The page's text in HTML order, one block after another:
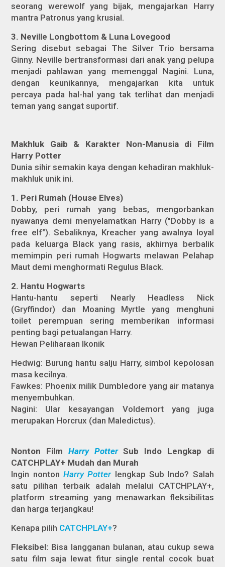
seorang werewolf yang bijak, mengajarkan Harry
mantra Patronus yang krusial.
3. Neville Longbottom & Luna Lovegood
Sering disebut sebagai The Silver Trio bersama
Ginny. Neville bertransformasi dari anak yang pelupa
menjadi pahlawan yang memenggal Nagini. Luna,
dengan keunikannya, mengajarkan kita untuk
percaya pada hal-hal yang tak terlihat dan menjadi
teman yang sangat suportif.
Makhluk Gaib & Karakter Non-Manusia di Film
Harry Potter
Dunia sihir semakin kaya dengan kehadiran makhluk-
makhluk unik ini.
1. Peri Rumah (House Elves)
Dobby, peri rumah yang bebas, mengorbankan
nyawanya demi menyelamatkan Harry ("Dobby is a
free elf"). Sebaliknya, Kreacher yang awalnya loyal
pada keluarga Black yang rasis, akhirnya berbalik
memimpin peri rumah Hogwarts melawan Pelahap
Maut demi menghormati Regulus Black.
2. Hantu Hogwarts
Hantu-hantu seperti Nearly Headless Nick
(Gryffindor) dan Moaning Myrtle yang menghuni
toilet perempuan sering memberikan informasi
penting bagi petualangan Harry.
Hewan Peliharaan Ikonik
Hedwig: Burung hantu salju Harry, simbol kepolosan
masa kecilnya.
Fawkes: Phoenix milik Dumbledore yang air matanya
menyembuhkan.
Nagini: Ular kesayangan Voldemort yang juga
merupakan Horcrux (dan Maledictus).
Nonton Film Harry PotterSub Indo Lengkap di
CATCHPLAY+ Mudah dan Murah
Ingin nontonHarry Potterlengkap Sub Indo? Salah
satu pilihan terbaik adalah melalui CATCHPLAY+,
platform streaming yang menawarkan fleksibilitas
dan harga terjangkau!
Kenapa pilih CATCHPLAY+?
Fleksibel: Bisa langganan bulanan, atau cukup sewa
satu film saja lewat fitur single rental cocok buat